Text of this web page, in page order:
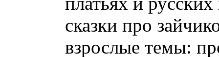
сказки про
взрослые темы: